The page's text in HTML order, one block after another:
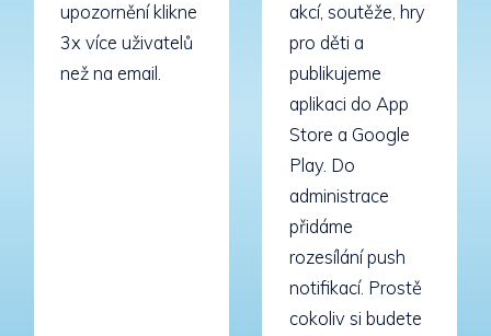
upozornění klikne
3x více uživatelů
než na email.
akcí, soutěže, hry
pro děti a
publikujeme
aplikaci do App
Store a Google
Play. Do
administrace
přidáme
rozesílání push
notifikací. Prostě
cokoliv si budete